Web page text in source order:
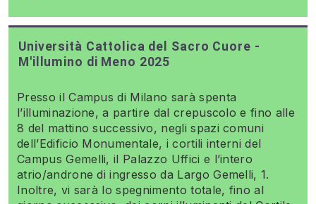
Università Cattolica del Sacro Cuore -
M'illumino di Meno 2025
Presso il Campus di Milano sarà spenta
l’illuminazione, a partire dal crepuscolo e fino alle
8 del mattino successivo, negli spazi comuni
dell’Edificio Monumentale, i cortili interni del
Campus Gemelli, il Palazzo Uffici e l’intero
atrio/androne di ingresso da Largo Gemelli, 1.
Inoltre, vi sarà lo spegnimento totale, fino al